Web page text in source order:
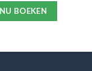
NU BOEKEN